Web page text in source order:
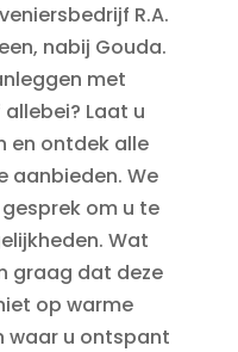
R.A.
nabij Gouda.
met
Laat u
en ontdek alle
aanbieden. We
om u te
Wat
graag dat deze
op warme
waar u ontspant